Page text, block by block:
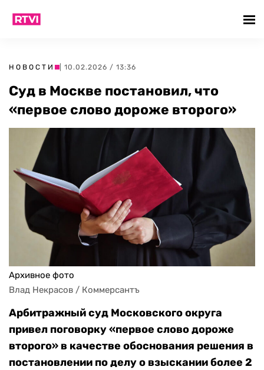
НОВОСТИ | 10.02.2026 / 13:36
Суд в Москве постановил, что
«первое слово дороже второго»
Архивное фото
Влад Некрасов / Коммерсантъ
Арбитражный суд Московского округа
привел поговорку «первое слово дороже
второго» в качестве обоснования решения в
постановлении по делу о взыскании более 2